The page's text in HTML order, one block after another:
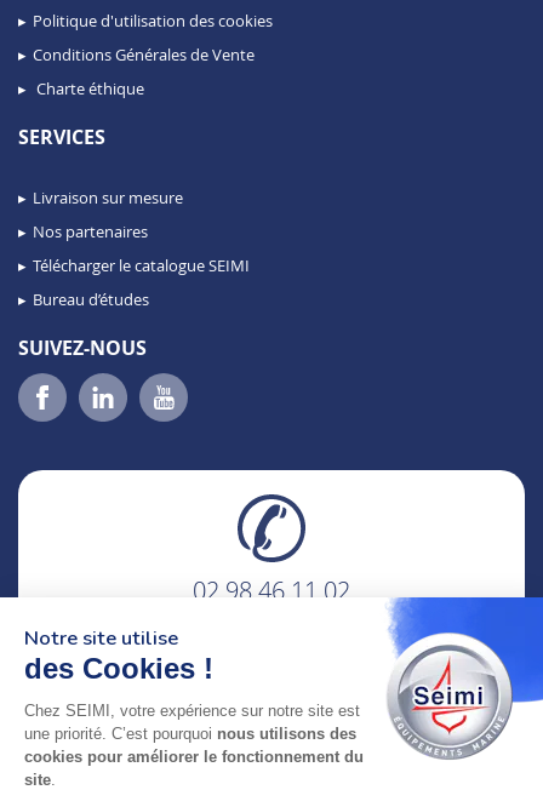
Politique d'utilisation des cookies
Conditions Générales de Vente
Charte éthique
SERVICES
Livraison sur mesure
Nos partenaires
Télécharger le catalogue SEIMI
Bureau d’études
SUIVEZ-NOUS
02 98 46 11 02
adresse : 75 Rue Amiral Troude,
29200 Brest FRANCE
SEIMI, UNE ENTREPRISE CERTIFIÉE, ENGAGÉE ET
Notre site utilise
des Cookies !
Chez SEIMI, votre expérience sur notre site est
une priorité. C’est pourquoi nous utilisons des
cookies pour améliorer le fonctionnement du
site.